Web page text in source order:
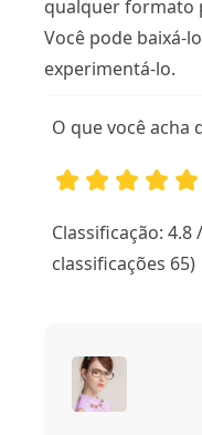
qualquer formato
Você pode baixá-
experimentá-lo.
O que você acha
Classificação: 4.8
classificações 65)